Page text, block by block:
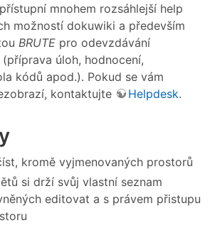
mnohem rozsáhlejší help
možností dokuwiki a především
BRUTE pro odevzdávání
úloh, hodnocení,
kódů apod.). Pokud se vám
kontaktujte
Helpdesk.
kromě vyjmenovaných prostorů
si drží svůj vlastní seznam
editovat a s právem přistupu